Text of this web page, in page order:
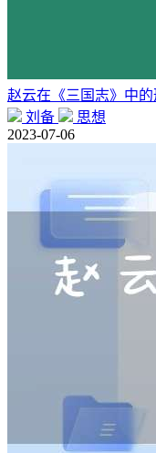
赵云在《三国志》中
刘备
思想
2023-07-06